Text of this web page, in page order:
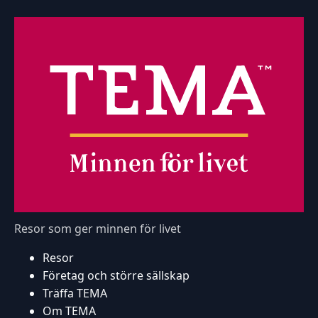
Resor som ger minnen för livet
Resor
Företag och större sällskap
Träffa TEMA
Om TEMA